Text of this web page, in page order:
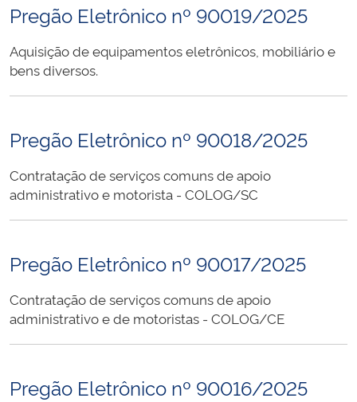
Pregão Eletrônico nº 90019/2025
Aquisição de equipamentos eletrônicos, mobiliário e
bens diversos.
Pregão Eletrônico nº 90018/2025
Contratação de serviços comuns de apoio
administrativo e motorista - COLOG/SC
Pregão Eletrônico nº 90017/2025
Contratação de serviços comuns de apoio
administrativo e de motoristas - COLOG/CE
Pregão Eletrônico nº 90016/2025